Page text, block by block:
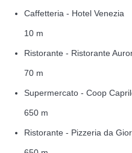
Caffetteria - Hotel Venezia
10 m
Ristorante - Ristorante
70 m
Supermercato - Coop
650 m
Ristorante - Pizzeria da